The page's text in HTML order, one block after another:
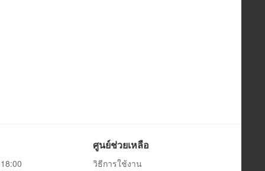
ศูนย์ช่วยเหลือ
วิธีการใช้งาน